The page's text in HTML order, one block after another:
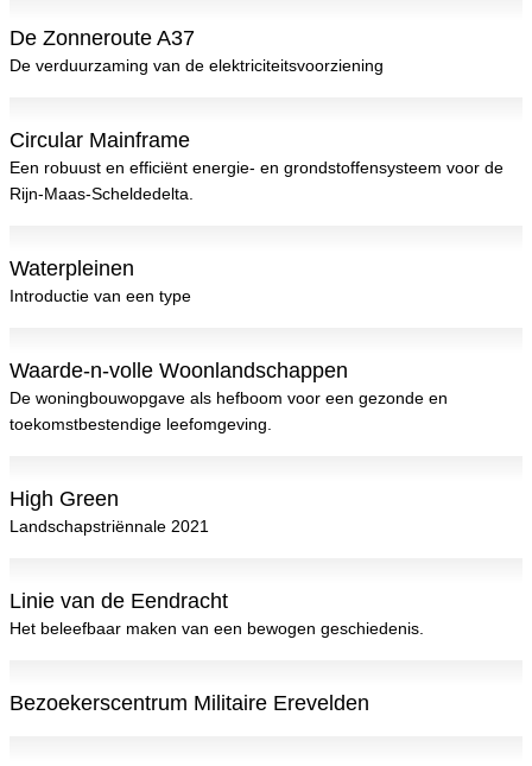
De Zonneroute A37
De verduurzaming van de elektriciteitsvoorziening
Circular Mainframe
Een robuust en efficiënt energie- en grondstoffensysteem voor de
Rijn-Maas-Scheldedelta.
Waterpleinen
Introductie van een type
Waarde-n-volle Woonlandschappen
De woningbouwopgave als hefboom voor een gezonde en
toekomstbestendige leefomgeving.
High Green
Landschapstriënnale 2021
Linie van de Eendracht
Het beleefbaar maken van een bewogen geschiedenis.
Bezoekerscentrum Militaire Erevelden